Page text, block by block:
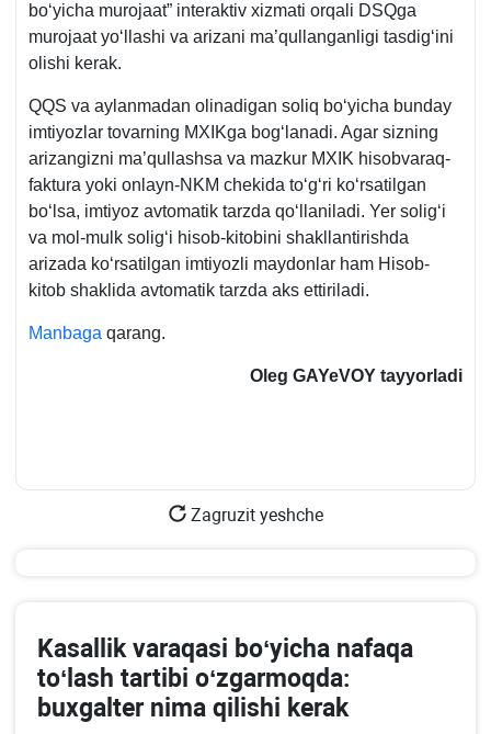
boʻyicha murojaat” interaktiv хizmati orqali DSQga
murojaat yoʻllashi va arizani ma’qullanganligi tasdigʻini
olishi kerak.
QQS va aylanmadan olinadigan soliq boʻyicha bunday
imtiyozlar tovarning MXIKga bogʻlanadi. Agar sizning
arizangizni ma’qullashsa va mazkur MXIK hisobvaraq-
faktura yoki onlayn-NKM chekida toʻgʻri koʻrsatilgan
boʻlsa, imtiyoz avtomatik tarzda qoʻllaniladi. Yer soligʻi
va mol-mulk soligʻi hisob-kitobini shakllantirishda
arizada koʻrsatilgan imtiyozli maydonlar ham Hisob-
kitob shaklida avtomatik tarzda aks ettiriladi.
Manbaga qarang.
Oleg GAYeVOY tayyorladi
Zagruzit yeshche
Kasallik varaqasi boʻyicha nafaqa
toʻlash tartibi oʻzgarmoqda:
buхgalter nima qilishi kerak